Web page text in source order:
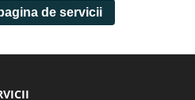
de servicii